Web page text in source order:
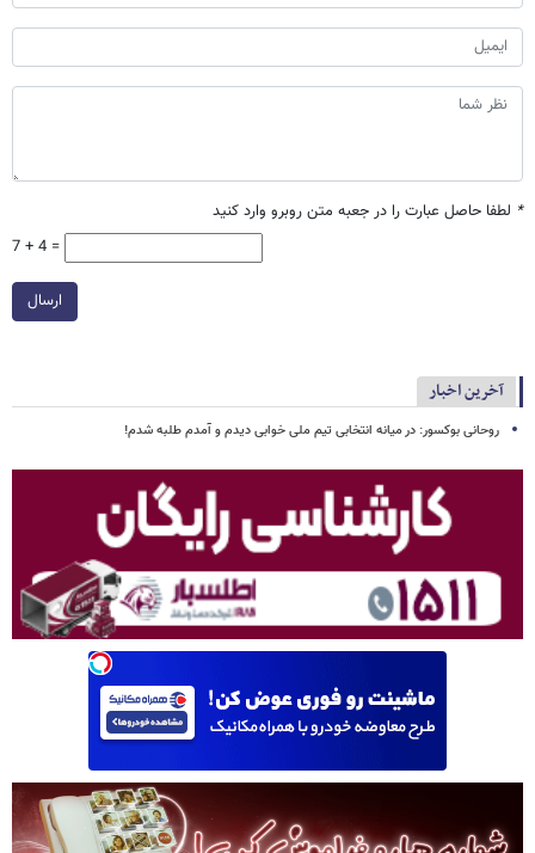
* لطفا حاصل عبارت را در جعبه متن روبرو وارد کنید
7 + 4 =
ارسال
آخرین اخبار
روحانی بوکسور: در میانه انتخابی تیم ملی خوابی دیدم و آمدم طلبه شدم!